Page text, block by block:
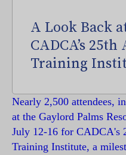
A Look Back
CADCA’s
Training
Nearly 2,500 attendees,
at the Gaylord Palms
July 12-16 for CADCA's
Training Institute, a